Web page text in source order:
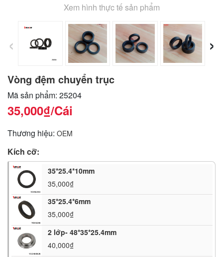
Xem hình thực tế sản phẩm
‹ ›
Vòng đệm chuyển trục
Mã sản phẩm: 25204
35,000₫/Cái
Thương hiệu: OEM
Kích cỡ:
35*25.4*10mm
35,000₫
35*25.4*6mm
35,000₫
2 lớp- 48*35*25.4mm
40,000₫